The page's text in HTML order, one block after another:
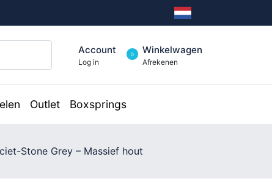
Account
Log in
0 Winkelwagen
Afrekenen
Outlet Boxsprings
Stone Grey – Massief hout